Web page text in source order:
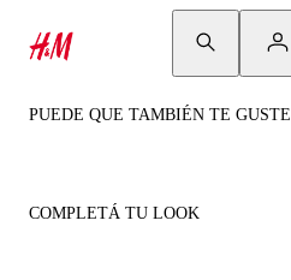
PUEDE QUE TAMBIÉN TE GUSTE
COMPLETÁ TU LOOK